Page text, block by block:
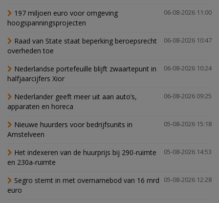
06-08-2026 11:00
197 miljoen euro voor omgeving
hoogspanningsprojecten
06-08-2026 10:47
Raad van State staat beperking beroepsrecht
overheden toe
06-08-2026 10:24
Nederlandse portefeuille blijft zwaartepunt in
halfjaarcijfers Xior
06-08-2026 09:25
Nederlander geeft meer uit aan auto’s,
apparaten en horeca
05-08-2026 15:18
Nieuwe huurders voor bedrijfsunits in
Amstelveen
05-08-2026 14:53
Het indexeren van de huurprijs bij 290-ruimte
en 230a-ruimte
05-08-2026 12:28
Segro stemt in met overnamebod van 16 mrd
euro